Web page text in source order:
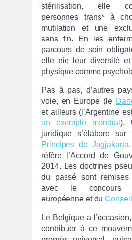
stérilisation, elle
personnes trans* à
mutilation et une
sans fin. En les
parcours de soin
elle nie leur diversité et
physique comme
Pas à pas, d’autres
voie, en Europe (le
et ailleurs (l’Argentine
un exemple mondial ).
juridique s’élabore
Principes de Jogjakarta
réfère l’Accord de
2014. Les doctrines
du passé sont remises
avec le concours
européenne et du
Le Belgique a
contribuer à ce